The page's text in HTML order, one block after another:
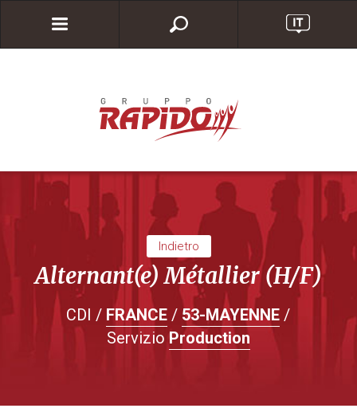
Indietro
Alternant(e) Métallier (H/F)
CDI / FRANCE / 53-MAYENNE /
Servizio Production